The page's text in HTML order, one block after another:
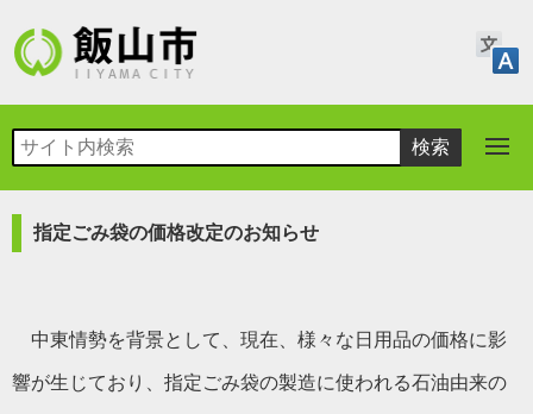
指定ごみ袋の価格改定のお知らせ
中東情勢を背景として、現在、様々な日用品の価格に影
響が生じており、指定ごみ袋の製造に使われる石油由来の